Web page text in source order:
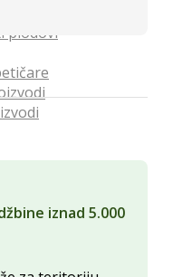
plodovi
iznad 5.000